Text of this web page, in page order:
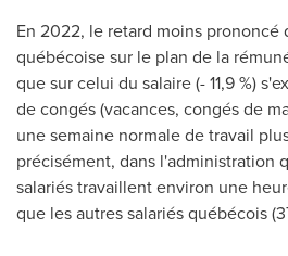
En 2022, le retard moins prononcé
québécoise sur le plan de la
que sur celui du salaire (- 11,9 %)
de congés (vacances, congés de
une semaine normale de travail
précisément, dans l'administration
salariés travaillent environ une
que les autres salariés québécois